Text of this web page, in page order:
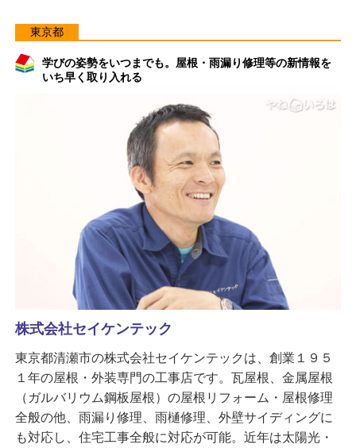
東京都
学びの姿勢をいつまでも。屋根・雨漏り修理等の新情報を
いち早く取り入れる
株式会社セイケンテック
東京都清瀬市の株式会社セイケンテックは、創業１９５
１年の屋根・外装専門の工事店です。瓦屋根、金属屋根
（ガルバリウム鋼板屋根）の屋根リフォーム・屋根修理
全般の他、雨漏り修理、雨樋修理、外壁サイディングに
も対応し、住宅工事全般に対応が可能。近年は太陽光・